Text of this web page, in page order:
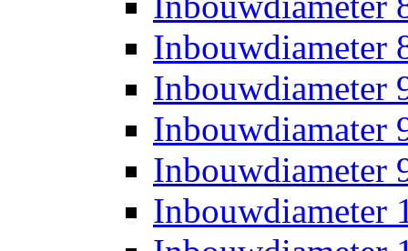
Inbouwdiameter
Inbouwdiameter
Inbouwdiamater
Inbouwdiameter
Inbouwdiameter